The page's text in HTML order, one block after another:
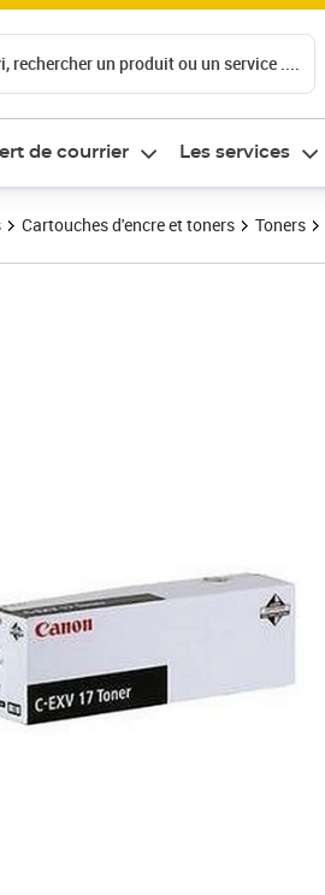
rechercher un produit ou un service ....
de courrier Les services
Cartouches d'encre et toners Toners